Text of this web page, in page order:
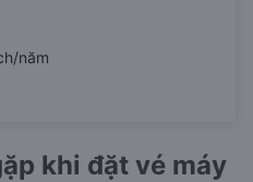
năm
khi đặt vé máy